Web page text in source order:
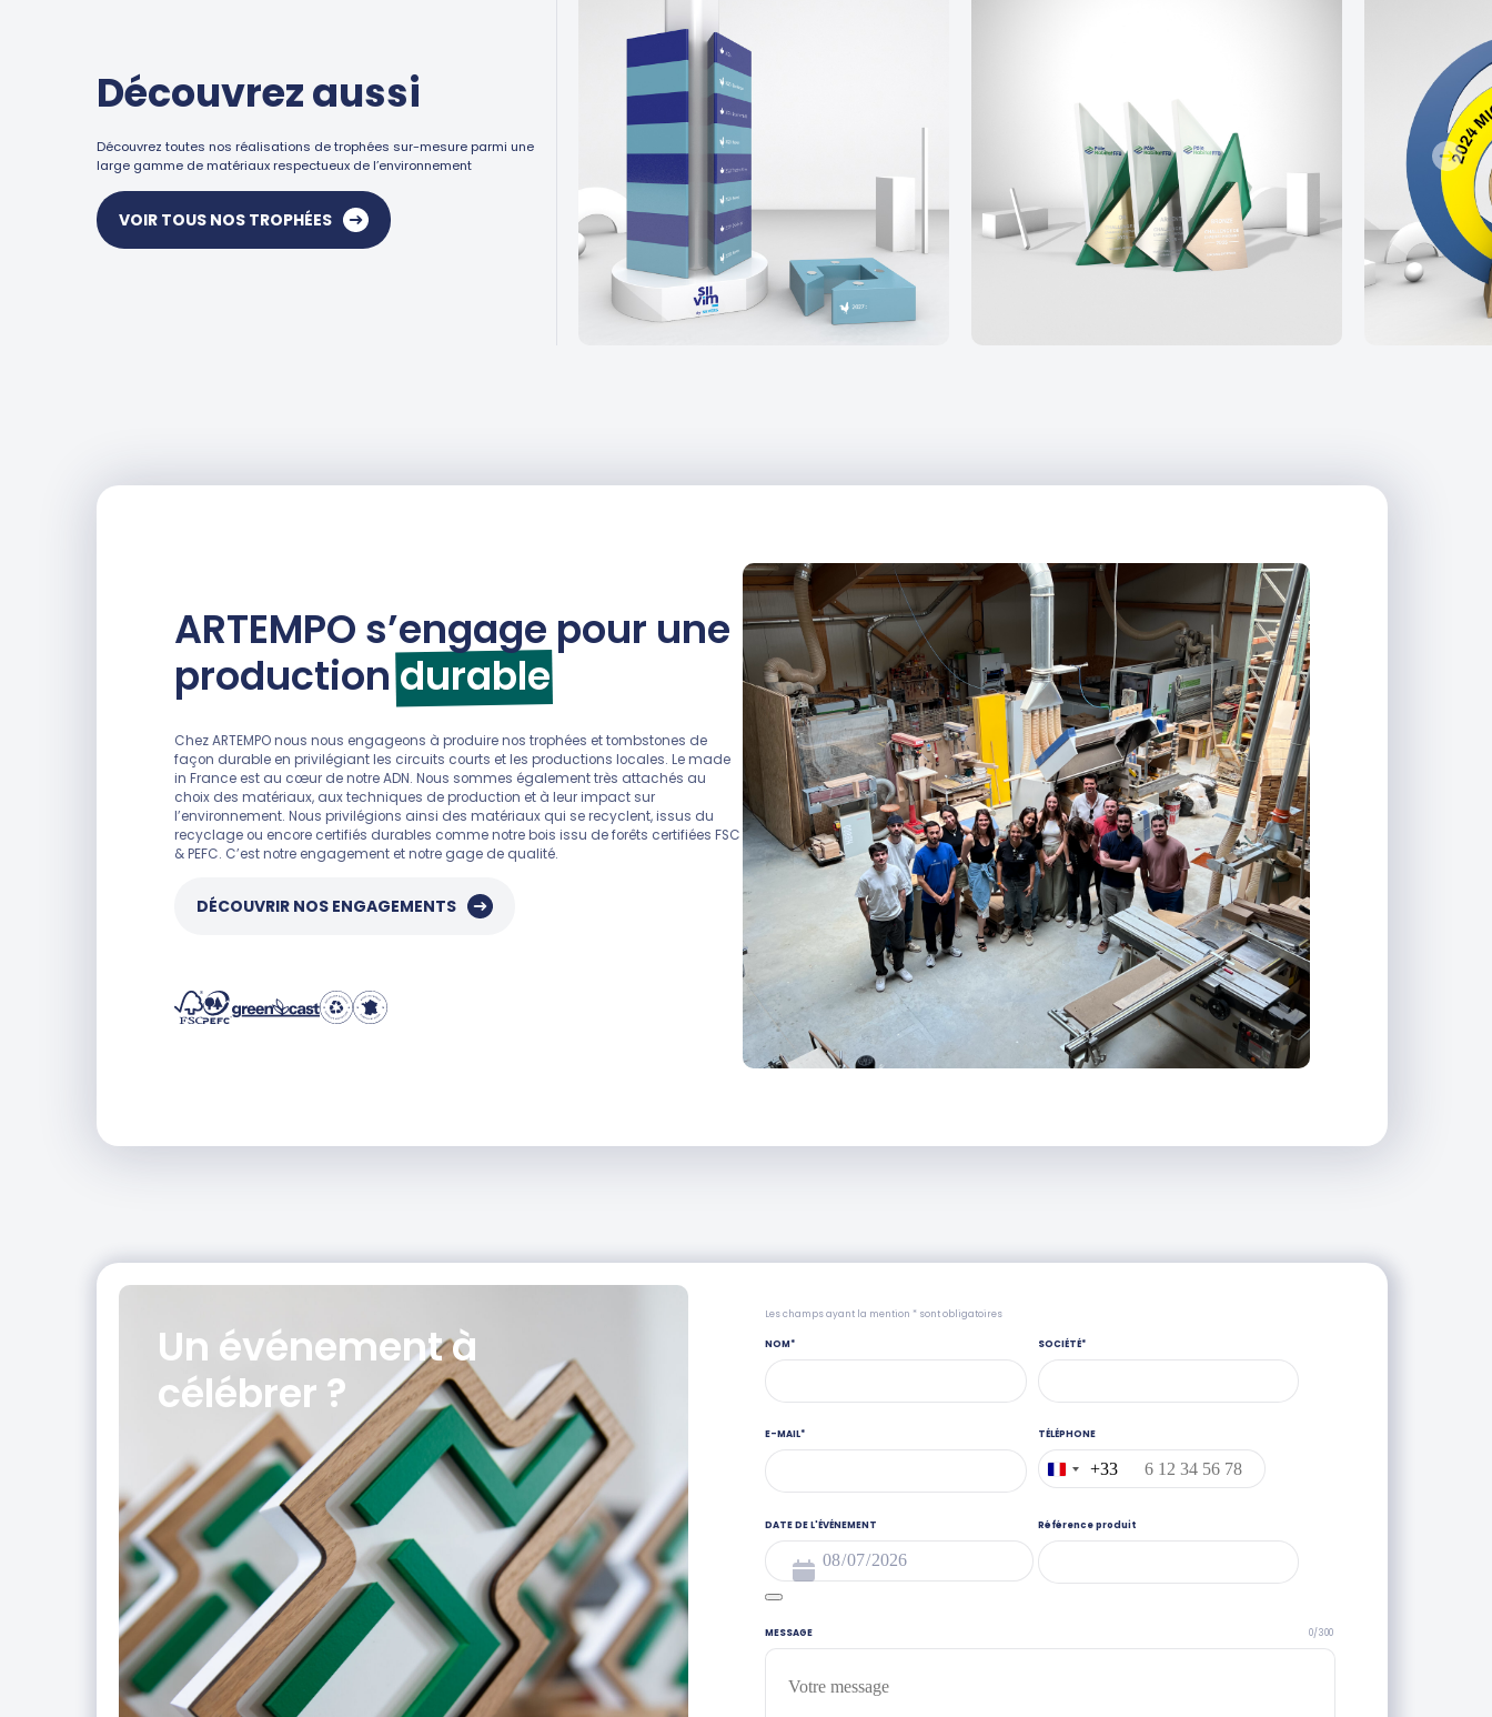
Découvrez aussi
Découvrez toutes nos réalisations de trophées sur-mesure parmi une
large gamme de matériaux respectueux de l’environnement
VOIR TOUS NOS TROPHÉES
ARTEMPO s’engage pour une
productiondurable
Chez ARTEMPO nous nous engageons à produire nos trophées et tombstones de
façon durable en privilégiant les circuits courts et les productions locales. Le made
in France est au cœur de notre ADN. Nous sommes également très attachés au
choix des matériaux, aux techniques de production et à leur impact sur
l’environnement. Nous privilégions ainsi des matériaux qui se recyclent, issus du
recyclage ou encore certifiés durables comme notre bois issu de forêts certifiées FSC
& PEFC. C’est notre engagement et notre gage de qualité.
DÉCOUVRIR NOS ENGAGEMENTS
Un événementà
célébrer ?
Les champs ayant la mention * sont obligatoires
NOM* SOCIÉTÉ*
E-MAIL* TÉLÉPHONE
France
+33
+33
DATE DE L'ÉVÉNEMENT Référence produit
MESSAGE 0/300